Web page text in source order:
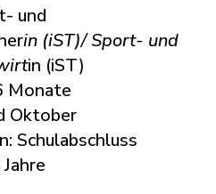
und
in (iST)/ Sport- und
in (iST)
Monate
Oktober
Schulabschluss